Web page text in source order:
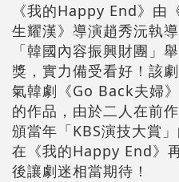
《我的Happy End》由
生耀漢》導演趙秀沅執
「韓國內容振興財團」
獎，實力備受看好！該
氣韓劇《Go Back夫婦
的作品，由於二人在前
頒當年「KBS演技大賞
在《我的Happy End》
後讓劇迷相當期待！